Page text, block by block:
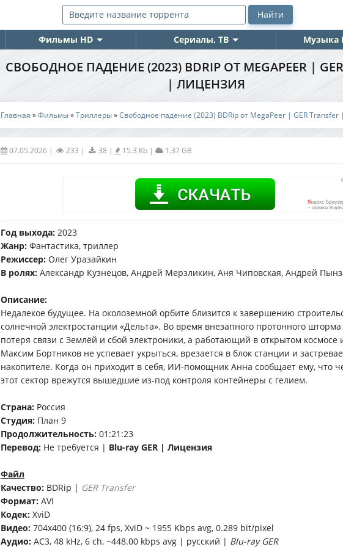
Фильмы HD Сериалы, ТВ Музыка
СВОБОДНОЕ ПАДЕНИЕ (2023) BDRIP ОТ MEGAPEER | GER
| ЛИЦЕНЗИЯ
Главная »Фильмы»Триллеры»Свободное падение (2023) BDRip от MegaPeer | GER
07.05.2026 | 233 | 38 | 15.3 Kb| 1.37 GB
Год выхода: 2023
Жанр: Фантастика, триллер
Режиссер: Олег Уразайкин
В ролях: Александр Кузнецов, Андрей Мерзликин, Аня Чиповская, Андрей
Описание:
Недалекое будущее. На околоземной орбите близится к завершению
солнечной электростанции «Дельта». Во время внезапного протонного
потеря связи с Землёй и сбой электроники, а работающий в открытом космосе
Максим Бортников не успевает укрыться, врезается в блок станции и
накопителе. Когда он приходит в себя, ИИ-помощник Анна сообщает ему, что
этот сектор врежутся вышедшие из-под контроля контейнеры с гелием.
Страна: Россия
Студия: План 9
Продолжительность: 01:21:23
Перевод: Не требуется | Blu-ray GER | Лицензия
Файл
Качество: BDRip | GER Transfer
Формат: AVI
Кодек: XviD
Видео: 704x400 (16:9), 24 fps, XviD ~ 1955 Kbps avg, 0.289 bit/pixel
Аудио: AC3, 48 kHz, 6 ch, ~448.00 kbps avg | русский | Blu-ray GER